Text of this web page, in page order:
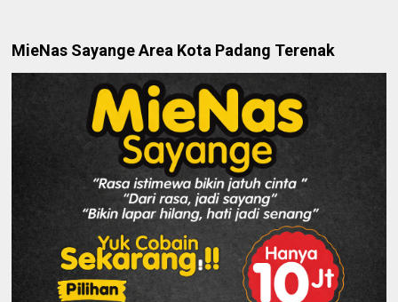
MieNas Sayange Area Kota Padang Terenak